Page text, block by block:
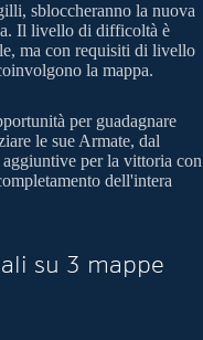
sbloccheranno la nuova
Il livello di difficoltà è
ma con requisiti di livello
la mappa.
per guadagnare
le sue Armate, dal
per la vittoria con
dell'intera
su 3 mappe